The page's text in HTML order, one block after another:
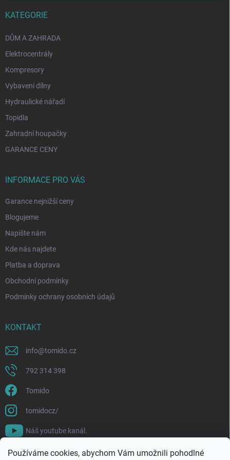
Používáme cookies, abychom Vám umožnili pohodlné
KATEGORIE
DŮM A ZAHRADA
Elektrocentrály
Kompresory
Vybavení dílny
Hydraulické nářadí
Topidla
Zahradní houpačky
GARANCE CENY
INFORMACE PRO VÁS
Garance nejnižší ceny
Blogujeme
Napište nám
Kde nás najdete
Platba a doprava
Obchodní podmínky
Podmínky ochrany osobních údajů
KONTAKT
info@tomido.cz
792 314 398
Tomido
tomidocz/
Náš youtube kanál.